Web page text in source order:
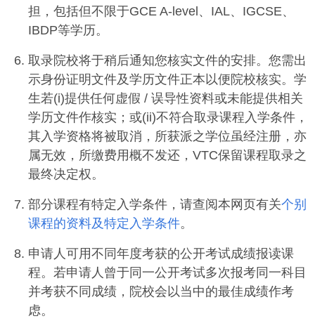
担，包括但不限于GCE A-level、IAL、IGCSE、
IBDP等学历。
取录院校将于稍后通知您核实文件的安排。您需出
示身份证明文件及学历文件正本以便院校核实。学
生若(i)提供任何虚假 / 误导性资料或未能提供相关
学历文件作核实；或(ii)不符合取录课程入学条件，
其入学资格将被取消，所获派之学位虽经注册，亦
属无效，所缴费用概不发还，VTC保留课程取录之
最终决定权。
部分课程有特定入学条件，请查阅本网页有关个别
课程的资料及特定入学条件。
申请人可用不同年度考获的公开考试成绩报读课
程。若申请人曾于同一公开考试多次报考同一科目
并考获不同成绩，院校会以当中的最佳成绩作考
虑。